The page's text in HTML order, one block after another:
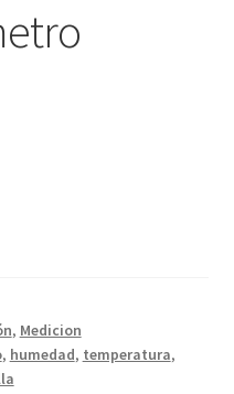
, Medicion
, humedad, temperatura,